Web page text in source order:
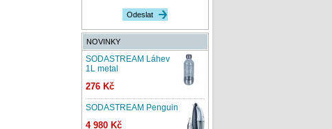
NOVINKY
SODASTREAM Láhev
1L metal
276 Kč
SODASTREAM Penguin
4 980 Kč